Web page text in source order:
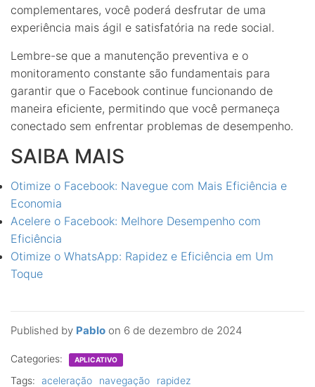
Published by Pablo on 6 de dezembro de 2024
complementares, você poderá desfrutar de uma
experiência mais ágil e satisfatória na rede social.
Lembre-se que a manutenção preventiva e o
monitoramento constante são fundamentais para
garantir que o Facebook continue funcionando de
maneira eficiente, permitindo que você permaneça
conectado sem enfrentar problemas de desempenho.
SAIBA MAIS
Otimize o Facebook: Navegue com Mais Eficiência e
Economia
Acelere o Facebook: Melhore Desempenho com
Eficiência
Otimize o WhatsApp: Rapidez e Eficiência em Um
Toque
Categories: APLICATIVO
Tags: aceleração navegação rapidez